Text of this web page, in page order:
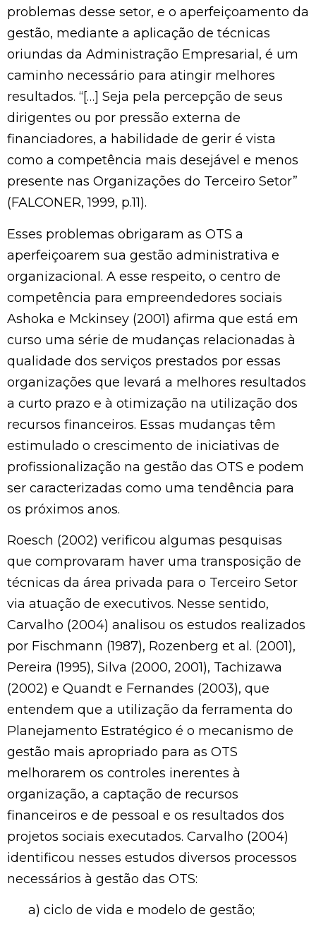
problemas desse setor, e o aperfeiçoamento da
gestão, mediante a aplicação de técnicas
oriundas da Administração Empresarial, é um
caminho necessário para atingir melhores
resultados. “[…] Seja pela percepção de seus
dirigentes ou por pressão externa de
financiadores, a habilidade de gerir é vista
como a competência mais desejável e menos
presente nas Organizações do Terceiro Setor”
(FALCONER, 1999, p.11).
Esses problemas obrigaram as OTS a
aperfeiçoarem sua gestão administrativa e
organizacional. A esse respeito, o centro de
competência para empreendedores sociais
Ashoka e Mckinsey (2001) afirma que está em
curso uma série de mudanças relacionadas à
qualidade dos serviços prestados por essas
organizações que levará a melhores resultados
a curto prazo e à otimização na utilização dos
recursos financeiros. Essas mudanças têm
estimulado o crescimento de iniciativas de
profissionalização na gestão das OTS e podem
ser caracterizadas como uma tendência para
os próximos anos.
Roesch (2002) verificou algumas pesquisas
que comprovaram haver uma transposição de
técnicas da área privada para o Terceiro Setor
via atuação de executivos. Nesse sentido,
Carvalho (2004) analisou os estudos realizados
por Fischmann (1987), Rozenberg et al. (2001),
Pereira (1995), Silva (2000, 2001), Tachizawa
(2002) e Quandt e Fernandes (2003), que
entendem que a utilização da ferramenta do
Planejamento Estratégico é o mecanismo de
gestão mais apropriado para as OTS
melhorarem os controles inerentes à
organização, a captação de recursos
financeiros e de pessoal e os resultados dos
projetos sociais executados. Carvalho (2004)
identificou nesses estudos diversos processos
necessários à gestão das OTS:
a) ciclo de vida e modelo de gestão;